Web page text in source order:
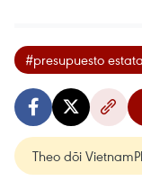
#presupuesto
Theo dõi